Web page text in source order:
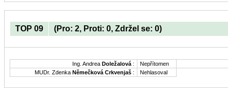
TOP 09 (Pro: 2, Proti: 0, Zdržel se: 0)
Ing. Andrea Doležalová :
Nepřítomen
MUDr. Zdenka Němečková Crkvenjaš : Nehlasoval